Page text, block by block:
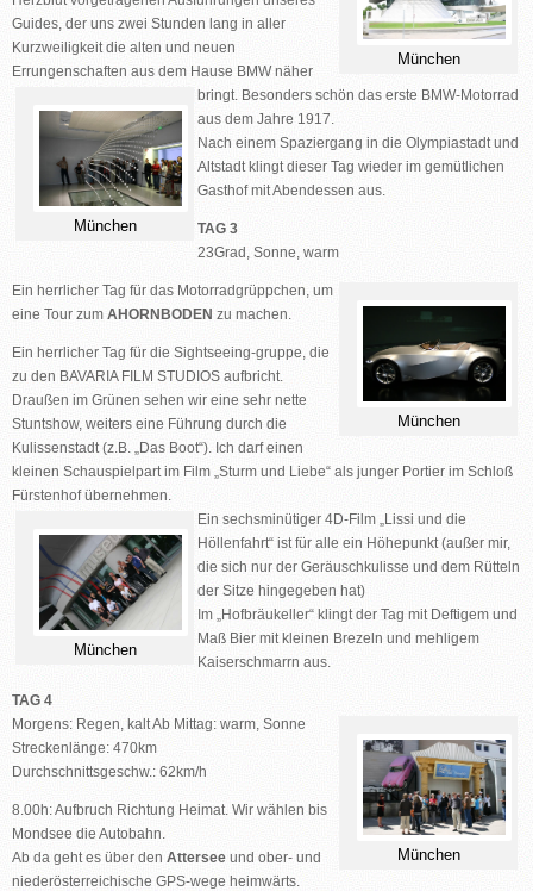
München
Guides, der uns zwei Stunden lang in aller
Kurzweiligkeit die alten und neuen
Errungenschaften aus dem Hause BMW
München
näher
bringt. Besonders schön das erste BMW-Motorrad
aus dem Jahre 1917.
Nach einem Spaziergang in die Olympiastadt und
Altstadt klingt dieser Tag wieder im gemütlichen
Gasthof mit Abendessen aus.
TAG 3
23Grad, Sonne, warm
München
Ein herrlicher Tag für das Motorradgrüppchen, um
eine Tour zum AHORNBODEN zu machen.
Ein herrlicher Tag für die Sightseeing-gruppe, die
zu den BAVARIA FILM STUDIOS aufbricht.
Draußen im Grünen sehen wir eine sehr nette
Stuntshow, weiters eine Führung durch die
Kulissenstadt (z.B. „Das Boot“). Ich darf einen
kleinen Schauspielpart im Film „Sturm und Liebe“ als junger Portier im Schloß
Fürstenhof übernehmen.
München
Ein sechsminütiger 4D-Film „Lissi und die
Höllenfahrt“ ist für alle ein Höhepunkt (außer mir,
die sich nur der Geräuschkulisse und dem Rütteln
der Sitze hingegeben hat)
Im „Hofbräukeller“ klingt der Tag mit Deftigem und
Maß Bier mit kleinen Brezeln und mehligem
Kaiserschmarrn aus.
TAG 4
München
Morgens: Regen, kalt Ab Mittag: warm, Sonne
Streckenlänge: 470km
Durchschnittsgeschw.: 62km/h
8.00h: Aufbruch Richtung Heimat. Wir wählen bis
Mondsee die Autobahn.
Ab da geht es über den Attersee und ober- und
niederösterreichische GPS-wege heimwärts.